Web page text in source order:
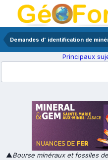
Demandes d' identification de
Principaux
▲Bourse minéraux et fossiles